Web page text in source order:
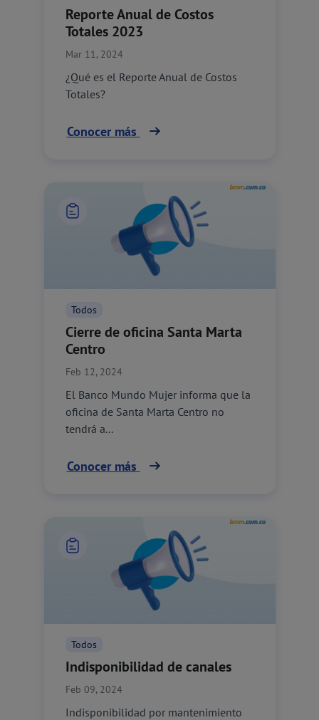
Reporte Anual de Costos
Totales 2023
Mar 11, 2024
¿Qué es el Reporte Anual de Costos
Totales?
Conocer más
Todos
Cierre de oficina Santa Marta
Centro
Feb 12, 2024
El Banco Mundo Mujer informa que la
oficina de Santa Marta Centro no
tendrá a...
Conocer más
Todos
Indisponibilidad de canales
Feb 09, 2024
Indisponibilidad por mantenimiento